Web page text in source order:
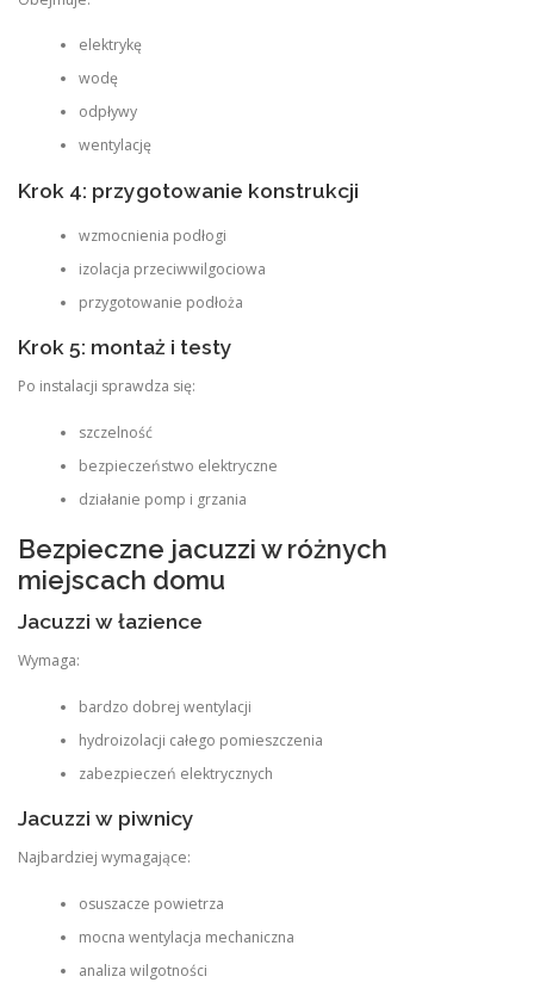
elektrykę
wodę
odpływy
wentylację
Krok 4: przygotowanie konstrukcji
wzmocnienia podłogi
izolacja przeciwwilgociowa
przygotowanie podłoża
Krok 5: montaż i testy
Po instalacji sprawdza się:
szczelność
bezpieczeństwo elektryczne
działanie pomp i grzania
Bezpieczne jacuzzi w różnych
miejscach domu
Jacuzzi w łazience
Wymaga:
bardzo dobrej wentylacji
hydroizolacji całego pomieszczenia
zabezpieczeń elektrycznych
Jacuzzi w piwnicy
Najbardziej wymagające:
osuszacze powietrza
mocna wentylacja mechaniczna
analiza wilgotności